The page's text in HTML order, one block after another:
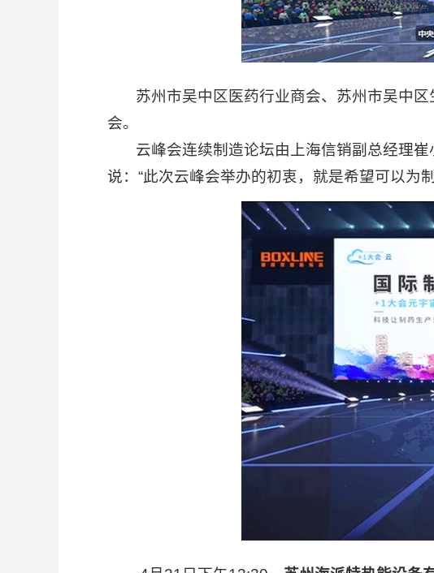
苏州市吴中区医药行业商会、苏州市吴中区
会。
云峰会连续制造论坛由上海信销副总经理崔
说：“此次云峰会举办的初衷，就是希望可以为